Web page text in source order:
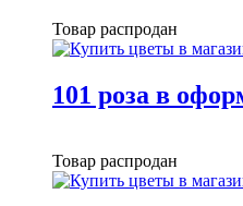
Товар распродан
101 роза в
Товар распродан